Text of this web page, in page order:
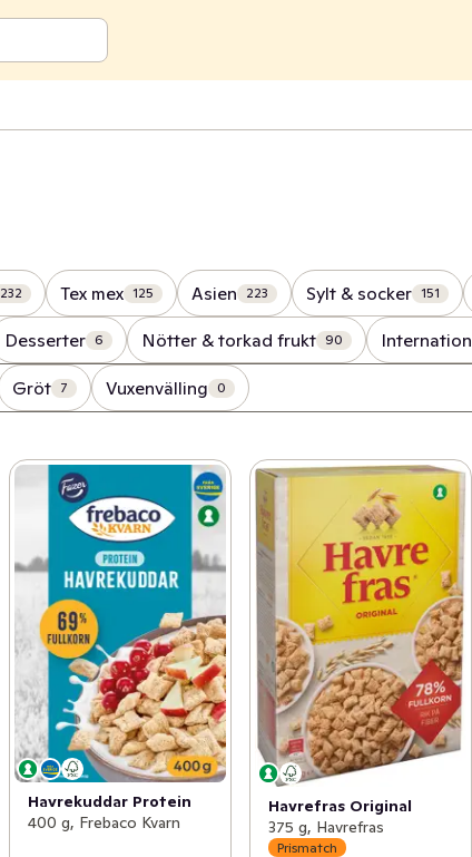
232 Tex mex 125 Asien 223 Sylt & socker 151
Desserter 6 Nötter & torkad frukt 90
Gröt 7 Vuxenvälling 0
Havrekuddar Protein
400 g, Frebaco Kvarn
Havrefras Original
375 g, Havrefras
Prismatch